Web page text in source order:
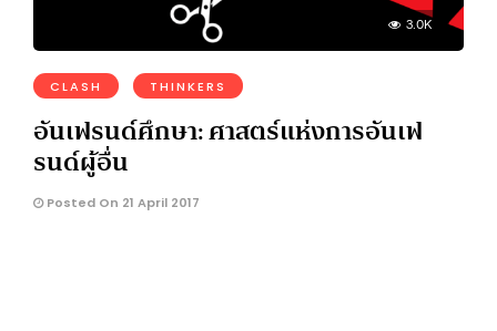
3.0K
CLASH THINKERS
อันเฟรนด์ศึกษา: ศาสตร์แห่งการอันเฟ
รนด์ผู้อื่น
Posted On 21 April 2017